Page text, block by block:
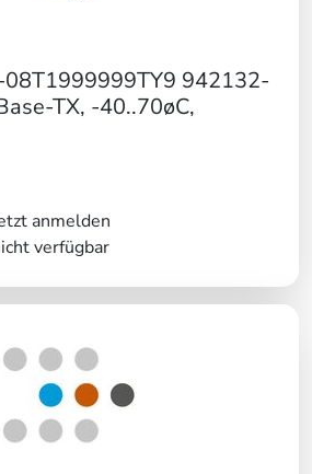
08T1999999TY9 942132-
TX, -40..70øC,
anmelden
verfügbar